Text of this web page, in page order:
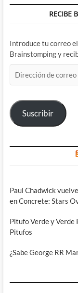
RECIBE
Introduce tu correo
Brainstomping y
de
electrónico
Suscribir
Paul Chadwick
en Concrete: Stars
Pitufo Verde y Verde
Pitufos
¿Sabe George RR